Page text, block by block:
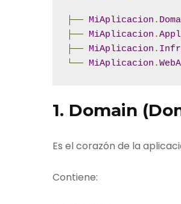
├── MiAplicacion .
├── MiAplicacion .
├── MiAplicacion .
└── MiAplicacion .
1. Domain
Es el corazón de la
Contiene: